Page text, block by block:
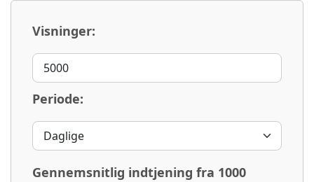
Visninger:
Periode:
Gennemsnitlig indtjening fra 1000